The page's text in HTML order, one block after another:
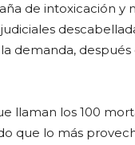
de intoxicación y
demanda,
llaman los 100
que lo más